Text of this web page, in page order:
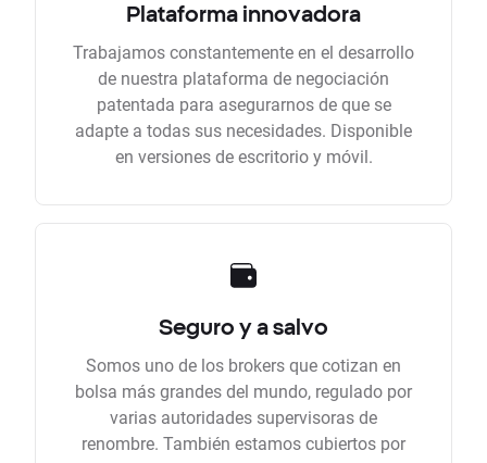
Plataforma innovadora
Trabajamos constantemente en el desarrollo
de nuestra plataforma de negociación
patentada para asegurarnos de que se
adapte a todas sus necesidades. Disponible
en versiones de escritorio y móvil.
Seguro y a salvo
Somos uno de los brokers que cotizan en
bolsa más grandes del mundo, regulado por
varias autoridades supervisoras de
renombre. También estamos cubiertos por